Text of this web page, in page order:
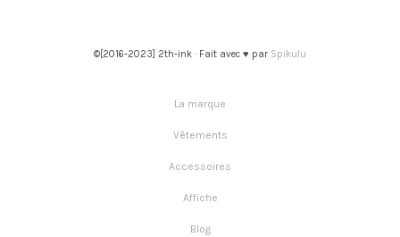
©[2016-2023] 2th-ink · Fait avec ♥ par Spikulu
La marque
Vêtements
Accessoires
Affiche
Blog